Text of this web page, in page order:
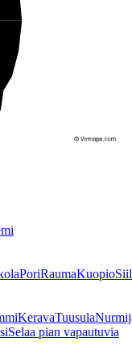
PoriRaumaKuopio
KeravaTuusula
Selaa pian vapautuvia